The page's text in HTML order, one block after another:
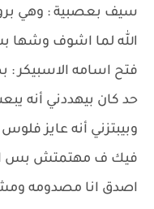
سيف بعصبية : وهي
الله لما اشوف وشها
فتح اسامه الاسبيكر :
حد كان بيهددني أنه
وبيبتزني أنه عايز
فيك ف مهتمتش بس
اصدق انا مصدومه